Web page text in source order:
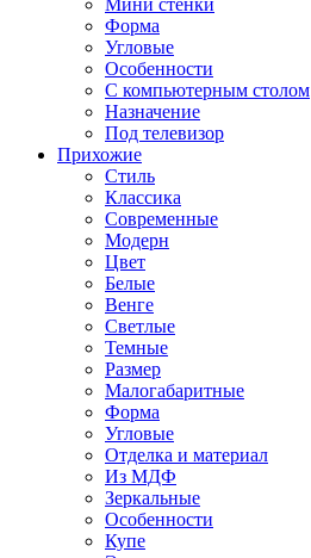
Мини стенки
Форма
Угловые
Особенности
С компьютерным столом
Назначение
Под телевизор
Прихожие
Стиль
Классика
Современные
Модерн
Цвет
Белые
Венге
Светлые
Темные
Размер
Малогабаритные
Форма
Угловые
Отделка и материал
Из МДФ
Зеркальные
Особенности
Купе